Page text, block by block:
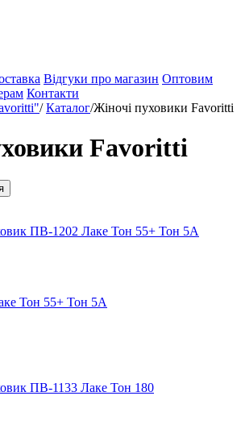
Відгуки про магазин Оптовим
Контакти
/ Каталог/Жіночі пуховики Favoritti
Favoritti
Тон 55+ Тон 5А